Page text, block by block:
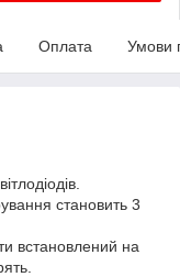
Оплата Умови
становить 3
встановлений на